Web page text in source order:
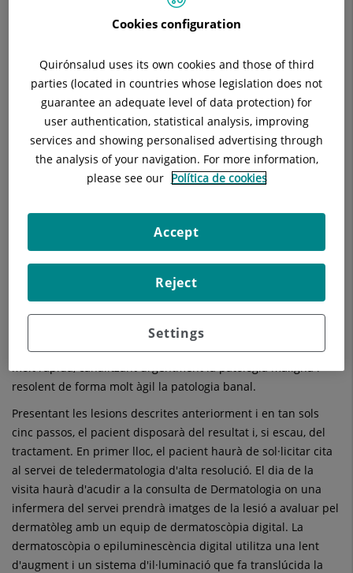
Per a pacients amb lesions cutànies com lunars o berrugues
de nova aparició o ja existents, en què s'hagin produït canvis
recentment, picor o sagnat, l'Hospital Universitari General de
resolució en què el pacient, a el termini de 48 hores
dermatòleg. Aquest servei permet disminuir el temps
despera en la citació, una valoració, informació i resolució
resolent de forma molt àgil la patologia banal.
Presentant les lesions descrites anteriorment i en tan sols
cinc passos, el pacient disposarà del resultat i, si escau, del
tractament. En primer lloc, el pacient haurà de sol·licitar cita
al servei de teledermatologia d'alta resolució. El dia de la
visita haurà d'acudir a la consulta de Dermatologia on una
infermera del servei prendrà imatges de la lesió a avaluar pel
dermatòleg amb un equip de dermatoscòpia digital. La
dermatoscòpia o epiluminescència digital utilitza una lent
d'augment i un sistema d'il·luminació que fa translúcida la
Cookies configuration
Quirónsalud uses its own cookies and those of third
parties (located in countries whose legislation does not
guarantee an adequate level of data protection) for
user authentication, statistical analysis, improving
services and showing personalised advertising through
the analysis of your navigation. For more information,
please see our Política de cookies
Settings
Reject
Accept